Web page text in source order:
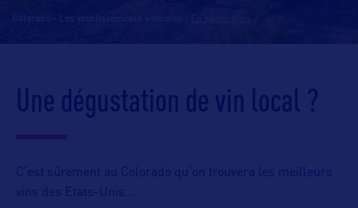
Une dégustation de vin local ?
C’est sûrement au Colorado qu’on trouvera les meilleurs
vins des Etats-Unis…